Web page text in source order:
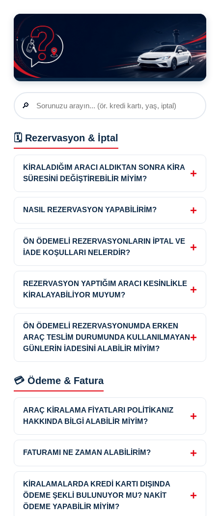
🗓️ Rezervasyon & İptal
KİRALADIĞIM ARACI ALDIKTAN SONRA KİRA
SÜRESİNİ DEĞİŞTİREBİLİR MİYİM?
NASIL REZERVASYON YAPABİLİRİM?
ÖN ÖDEMELİ REZERVASYONLARIN İPTAL VE
İADE KOŞULLARI NELERDİR?
REZERVASYON YAPTIĞIM ARACI KESİNLİKLE
KİRALAYABİLİYOR MUYUM?
ÖN ÖDEMELİ REZERVASYONUMDA ERKEN
ARAÇ TESLİM DURUMUNDA KULLANILMAYAN
GÜNLERİN İADESİNİ ALABİLİR MİYİM?
💳 Ödeme & Fatura
ARAÇ KİRALAMA FİYATLARI POLİTİKANIZ
HAKKINDA BİLGİ ALABİLİR MİYİM?
FATURAMI NE ZAMAN ALABİLİRİM?
KİRALAMALARDA KREDİ KARTI DIŞINDA
ÖDEME ŞEKLİ BULUNUYOR MU? NAKİT
ÖDEME YAPABİLİR MİYİM?